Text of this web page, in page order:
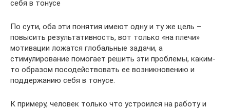
себя в тонусе
По сути, оба эти понятия имеют одну и ту же цель –
повысить результативность, вот только «на плечи»
мотивации ложатся глобальные задачи, а
стимулирование помогает решить эти проблемы, каким-
то образом посодействовать ее возникновению и
поддержанию себя в тонусе.
К примеру, человек только что устроился на работу и